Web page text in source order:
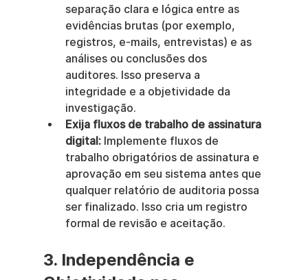
separação clara e lógica entre as
evidências brutas (por exemplo,
registros, e-mails, entrevistas) e as
análises ou conclusões dos
auditores. Isso preserva a
integridade e a objetividade da
investigação.
Exija fluxos de trabalho de assinatura
digital: Implemente fluxos de
trabalho obrigatórios de assinatura e
aprovação em seu sistema antes que
qualquer relatório de auditoria possa
ser finalizado. Isso cria um registro
formal de revisão e aceitação.
3. Independência e